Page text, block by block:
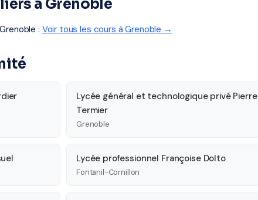
à Grenoble
: Voir tous les cours à Grenoble →
Lycée général et technologique privé Pierre
Termier
Grenoble
Lycée professionnel Françoise Dolto
Fontanil-Cornillon